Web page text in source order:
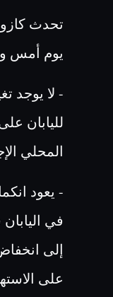
تحدث كازو
يوم أمس
- لا يوجد
لليابان
المحلي
- يعود
في
إلى
على